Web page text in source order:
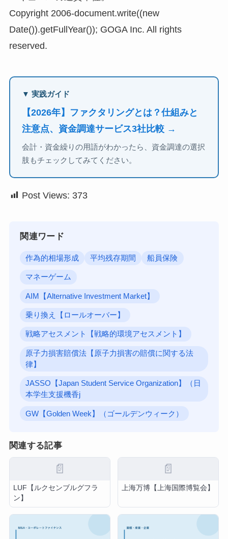
Copyright 2006-document.write((new
Date()).getFullYear()); GOGA Inc. All rights
reserved.
▼ 実践ガイド
【2026年】ファクタリングとは？仕組みと
注意点、資金調達サービス3社比較 →
会計・資金繰りの用語がわかったら、資金調達の選択
肢もチェックしてみてください。
Post Views: 373
関連ワード
作為的相場形成 平均残存期間 船員保険
マネーゲーム
AIM【Alternative Investment Market】
乗り換え【ロールオーバー】
戦略アセスメント【戦略的環境アセスメント】
原子力損害賠償法【原子力損害の賠償に関する法
律】
JASSO【Japan Student Service Organization】（日
本学生支援機香j
GW【Golden Week】（ゴールデンウィーク）
関連する記事
📄
LUF【ルクセンブルグフラ
ン】
📄
上海万博【上海国際博覧会】